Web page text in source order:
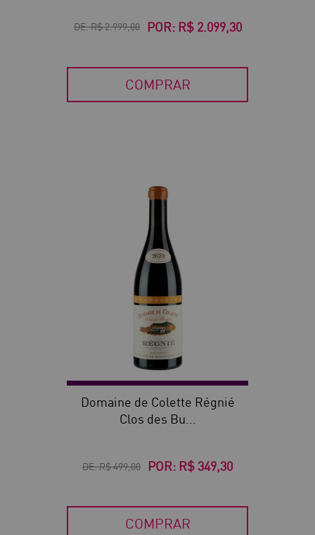
DE:R$ 2.999,00 POR: R$ 2.099,30
COMPRAR
Domaine de Colette Régnié
Clos des Bu...
DE:R$ 499,00 POR: R$ 349,30
COMPRAR